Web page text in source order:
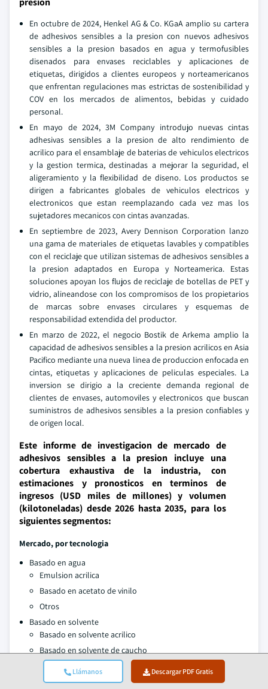
Llámanos Descargar PDF Gratis
En octubre de 2024, Henkel AG & Co. KGaA amplio su cartera
de adhesivos sensibles a la presion con nuevos adhesivos
sensibles a la presion basados en agua y termofusibles
disenados para envases reciclables y aplicaciones de
etiquetas, dirigidos a clientes europeos y norteamericanos
que enfrentan regulaciones mas estrictas de sostenibilidad y
COV en los mercados de alimentos, bebidas y cuidado
personal.
En mayo de 2024, 3M Company introdujo nuevas cintas
adhesivas sensibles a la presion de alto rendimiento de
acrilico para el ensamblaje de baterias de vehiculos electricos
y la gestion termica, destinadas a mejorar la seguridad, el
aligeramiento y la flexibilidad de diseno. Los productos se
dirigen a fabricantes globales de vehiculos electricos y
electronicos que estan reemplazando cada vez mas los
sujetadores mecanicos con cintas avanzadas.
En septiembre de 2023, Avery Dennison Corporation lanzo
una gama de materiales de etiquetas lavables y compatibles
con el reciclaje que utilizan sistemas de adhesivos sensibles a
la presion adaptados en Europa y Norteamerica. Estas
soluciones apoyan los flujos de reciclaje de botellas de PET y
vidrio, alineandose con los compromisos de los propietarios
de marcas sobre envases circulares y esquemas de
responsabilidad extendida del productor.
En marzo de 2022, el negocio Bostik de Arkema amplio la
capacidad de adhesivos sensibles a la presion acrilicos en Asia
Pacifico mediante una nueva linea de produccion enfocada en
cintas, etiquetas y aplicaciones de peliculas especiales. La
inversion se dirigio a la creciente demanda regional de
clientes de envases, automoviles y electronicos que buscan
suministros de adhesivos sensibles a la presion confiables y
de origen local.
Este informe de investigacion de mercado de
adhesivos sensibles a la presion incluye una
cobertura exhaustiva de la industria, con
estimaciones y pronosticos en terminos de
ingresos (USD miles de millones) y volumen
(kilotoneladas) desde 2026 hasta 2035, para los
siguientes segmentos:
Mercado, por tecnologia
Basado en agua
Emulsion acrilica
Basado en acetato de vinilo
Otros
Basado en solvente
Basado en solvente acrilico
Basado en solvente de caucho
Otros
Termofusible